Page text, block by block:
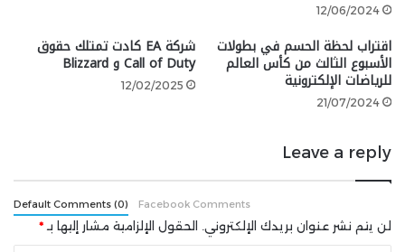
تعد Civilization 7 فصلًا ثوريًا جديدًا في سلسلة الألعاب
الإستراتيجية الحائزة على جوائز، مع تطورات وابتكارات كبيرة
في أسلوب اللعب. تمتلك العديد من آليات اللعب وأنظمتها
فقط بدلاً من اللعب في حملات عصور متعددة.
العصر القديم والكلاسيكي، وعصر الاستكشاف، وعصر النهضة
– ولكل منها مجموعة فريدة من الحضارات التي يمكنك
12/06/2024
اقتراب لحظة الحسم في بطولات
الأسبوع الثالث من كأس العالم
للرياضات الإلكترونية
21/07/2024
شركة EA كادت تمتلك حقوق
Call of Duty و Blizzard
12/02/2025
Leave a reply
Default Comments (0) Facebook Comments
لن يتم نشر عنوان بريدك الإلكتروني. الحقول الإلزامية مشار إليها بـ *